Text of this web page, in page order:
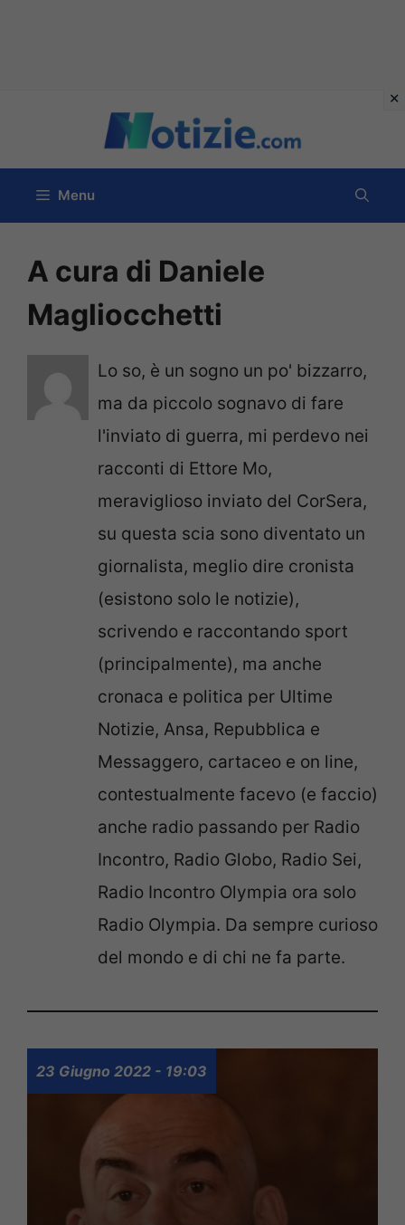
contenuto
Menu
A cura di Daniele
Magliocchetti
Lo so, è un sogno un po' bizzarro,
ma da piccolo sognavo di fare
l'inviato di guerra, mi perdevo nei
racconti di Ettore Mo,
meraviglioso inviato del CorSera,
su questa scia sono diventato un
giornalista, meglio dire cronista
(esistono solo le notizie),
scrivendo e raccontando sport
(principalmente), ma anche
cronaca e politica per Ultime
Notizie, Ansa, Repubblica e
Messaggero, cartaceo e on line,
contestualmente facevo (e faccio)
anche radio passando per Radio
Incontro, Radio Globo, Radio Sei,
Radio Incontro Olympia ora solo
Radio Olympia. Da sempre curioso
del mondo e di chi ne fa parte.
23 Giugno 2022 - 19:03